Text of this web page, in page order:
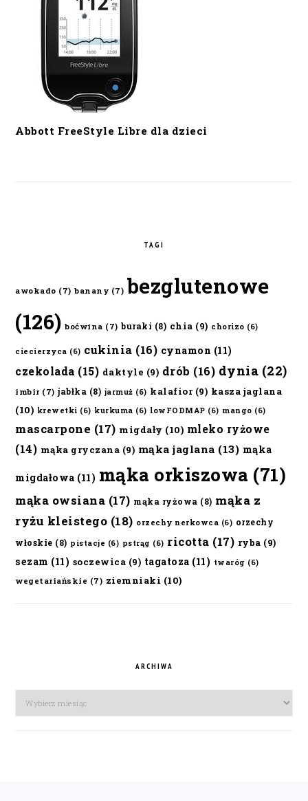
Abbott FreeStyle Libre dla dzieci
TAGI
awokado (7) banany (7) bezglutenowe
(126) boćwina (7) buraki (8) chia (9) chorizo (6)
ciecierzyca (6) cukinia (16) cynamon (11)
czekolada (15) daktyle (9) drób (16) dynia (22)
imbir (7) jabłka (8) jarmuż (6) kalafior(9) kasza jaglana
(10) krewetki (6) kurkuma (6) lowFODMAP (6) mango (6)
mascarpone (17) migdały (10) mleko ryżowe
(14) mąka gryczana (9) mąka jaglana (13) mąka
migdałowa (11) mąka orkiszowa (71)
mąka owsiana (17) mąka ryżowa (8) mąka z
ryżu kleistego (18) orzechy nerkowca (6) orzechy
włoskie (8) pistacje (6) pstrąg (6) ricotta (17) ryba (9)
sezam (11) soczewica (9) tagatoza (11) twaróg (6)
wegetariańskie (7) ziemniaki (10)
ARCHIWA
Archiwa